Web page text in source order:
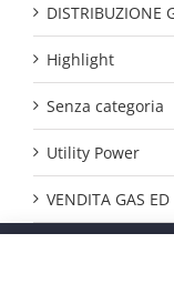
DISTRIBUZIONE
Highlight
Senza categoria
Utility Power
VENDITA GAS